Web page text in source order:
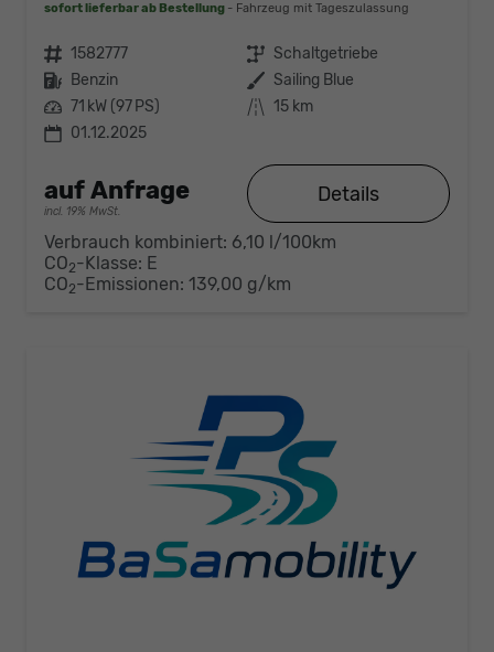
sofort lieferbar ab Bestellung Fahrzeug mit Tageszulassung
Fahrzeugnr. 1582777 Getriebe Schaltgetriebe
Kraftstoff Benzin Außenfarbe Sailing Blue
Leistung 71 kW (97 PS) Kilometerstand 15 km
01.12.2025
auf Anfrage
incl. 19% MwSt.
Details
Verbrauch kombiniert: 6,10 l/100km
CO2-Klasse: E
CO2-Emissionen: 139,00 g/km